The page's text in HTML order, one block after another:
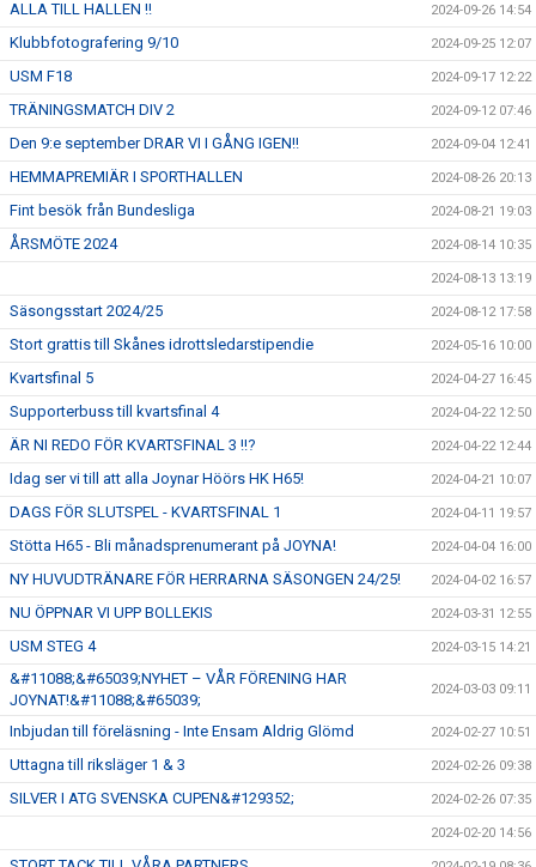
ALLA TILL HALLEN !! 2024-09-26 14:54
Klubbfotografering 9/10 2024-09-25 12:07
USM F18 2024-09-17 12:22
TRÄNINGSMATCH DIV 2 2024-09-12 07:46
Den 9:e september DRAR VI I GÅNG IGEN!! 2024-09-04 12:41
HEMMAPREMIÄR I SPORTHALLEN 2024-08-26 20:13
Fint besök från Bundesliga 2024-08-21 19:03
ÅRSMÖTE 2024 2024-08-14 10:35
2024-08-13 13:19
Säsongsstart 2024/25 2024-08-12 17:58
Stort grattis till Skånes idrottsledarstipendie 2024-05-16 10:00
Kvartsfinal 5 2024-04-27 16:45
Supporterbuss till kvartsfinal 4 2024-04-22 12:50
ÄR NI REDO FÖR KVARTSFINAL 3 !!? 2024-04-22 12:44
Idag ser vi till att alla Joynar Höörs HK H65! 2024-04-21 10:07
DAGS FÖR SLUTSPEL - KVARTSFINAL 1 2024-04-11 19:57
Stötta H65 - Bli månadsprenumerant på JOYNA! 2024-04-04 16:00
NY HUVUDTRÄNARE FÖR HERRARNA SÄSONGEN 24/25! 2024-04-02 16:57
NU ÖPPNAR VI UPP BOLLEKIS 2024-03-31 12:55
USM STEG 4 2024-03-15 14:21
&#11088;&#65039;NYHET – VÅR FÖRENING HAR
JOYNAT!&#11088;&#65039;
2024-03-03 09:11
Inbjudan till föreläsning - Inte Ensam Aldrig Glömd 2024-02-27 10:51
Uttagna till riksläger 1 & 3 2024-02-26 09:38
SILVER I ATG SVENSKA CUPEN&#129352; 2024-02-26 07:35
2024-02-20 14:56